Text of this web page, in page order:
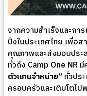
จากความสำเร็จและกา
ปิ้งในประเทศไทย เพื่อ
คุณภาพและส่งมอบปร
ทั่วถึง Camp One NR
ตัวแทนจำหน่าย”ทั่วปร
ครอบครัวและเติบโตไป